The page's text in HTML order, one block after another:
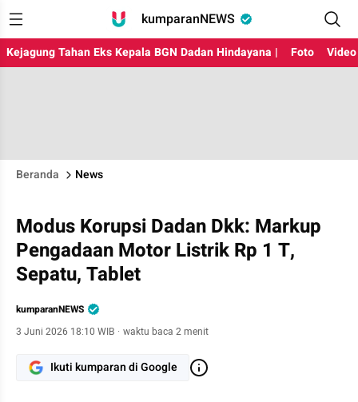
kumparanNEWS
Kejagung Tahan Eks Kepala BGN Dadan Hindayana | Foto Video
Beranda News
Modus Korupsi Dadan Dkk: Markup
Pengadaan Motor Listrik Rp 1 T,
Sepatu, Tablet
kumparanNEWS
3 Juni 2026 18:10 WIB · waktu baca 2 menit
Ikuti kumparan di Google